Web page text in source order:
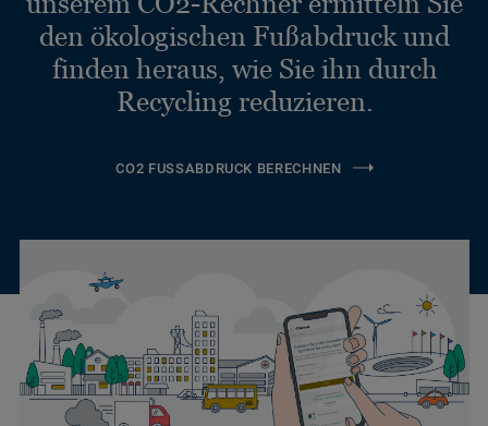
den ökologischen Fußabdruck und
finden heraus, wie Sie ihn durch
Recycling reduzieren.
CO2 FUSSABDRUCK BERECHNEN